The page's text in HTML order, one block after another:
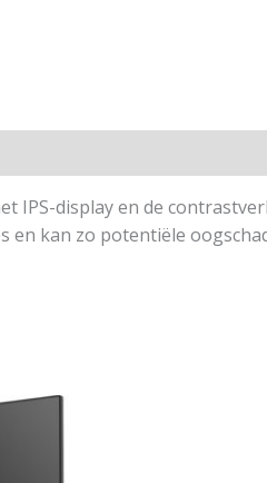
IPS-display en de
en kan zo potentiële